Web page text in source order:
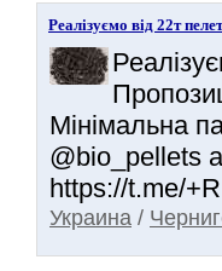
Реалізуємо від 22т
Мінімальна
@bio_pellets
https://t.me/
Украина /